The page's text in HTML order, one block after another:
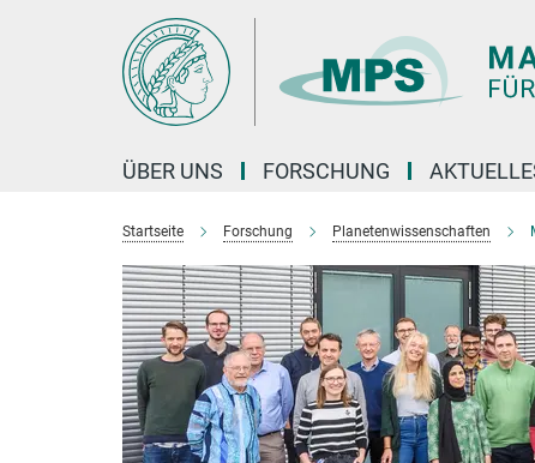
ÜBER UNS FORSCHUNG
Startseite Forschung Planetenwissenschaften